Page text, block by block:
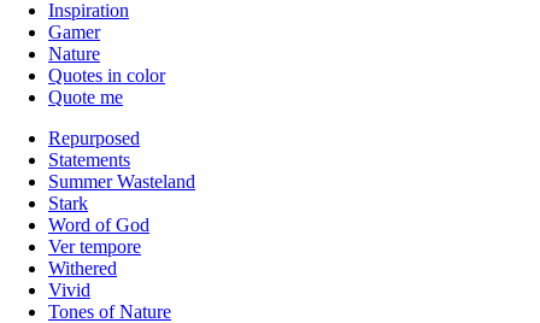
Inspiration
Gamer
Nature
Quotes in color
Quote me
Repurposed
Statements
Summer Wasteland
Stark
Word of God
Ver tempore
Withered
Vivid
Tones of Nature